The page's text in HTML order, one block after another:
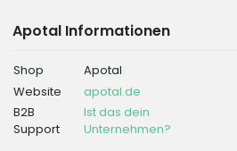
Apotal Informationen
Shop
Apotal
Website
apotal.de
B2B
Support
Ist das dein
Unternehmen?